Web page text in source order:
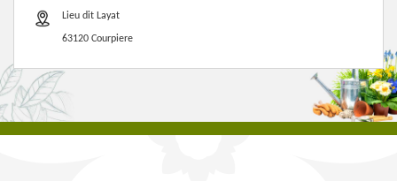
Lieu dit Layat
63120 Courpiere